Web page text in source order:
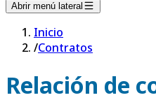
Abrir menú lateral
Inicio
/Contratos
Relación de